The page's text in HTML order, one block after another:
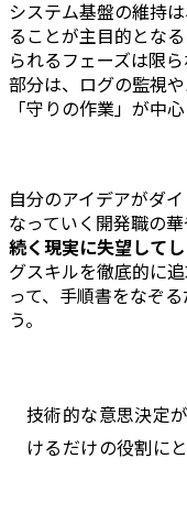
システム基盤の維持
ることが主目的とな
られるフェーズは限
部分は、ログの監視
「守りの作業」が中心
自分のアイデアがダ
なっていく開発職の華
続く現実に失望して
グスキルを徹底的に
って、手順書をなぞ
う。
技術的な意思決定
けるだけの役割に